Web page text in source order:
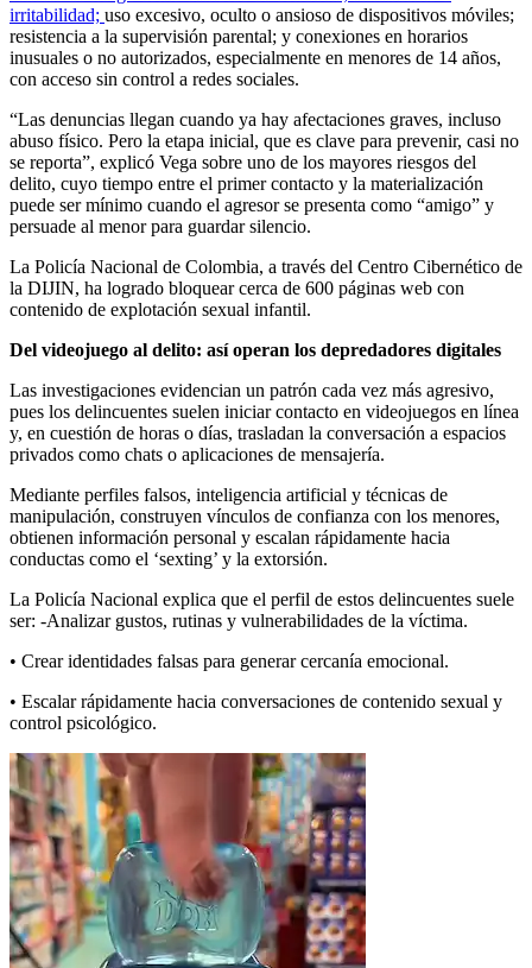
irritabilidad; uso excesivo, oculto o ansioso de dispositivos móviles;
resistencia a la supervisión parental; y conexiones en horarios
inusuales o no autorizados, especialmente en menores de 14 años,
con acceso sin control a redes sociales.
“Las denuncias llegan cuando ya hay afectaciones graves, incluso
abuso físico. Pero la etapa inicial, que es clave para prevenir, casi no
se reporta”, explicó Vega sobre uno de los mayores riesgos del
delito, cuyo tiempo entre el primer contacto y la materialización
puede ser mínimo cuando el agresor se presenta como “amigo” y
persuade al menor para guardar silencio.
La Policía Nacional de Colombia, a través del Centro Cibernético de
la DIJIN, ha logrado bloquear cerca de 600 páginas web con
contenido de explotación sexual infantil.
Del videojuego al delito: así operan los depredadores digitales
Las investigaciones evidencian un patrón cada vez más agresivo,
pues los delincuentes suelen iniciar contacto en videojuegos en línea
y, en cuestión de horas o días, trasladan la conversación a espacios
privados como chats o aplicaciones de mensajería.
Mediante perfiles falsos, inteligencia artificial y técnicas de
manipulación, construyen vínculos de confianza con los menores,
obtienen información personal y escalan rápidamente hacia
conductas como el ‘sexting’ y la extorsión.
La Policía Nacional explica que el perfil de estos delincuentes suele
ser: -Analizar gustos, rutinas y vulnerabilidades de la víctima.
• Crear identidades falsas para generar cercanía emocional.
• Escalar rápidamente hacia conversaciones de contenido sexual y
control psicológico.